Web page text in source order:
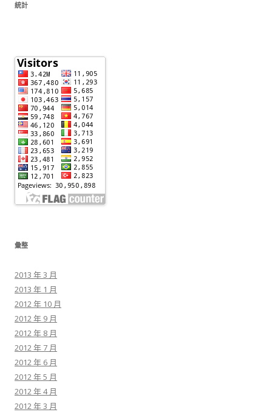
統計
彙整
2013 年 3 月
2013 年 1 月
2012 年 10 月
2012 年 9 月
2012 年 8 月
2012 年 7 月
2012 年 6 月
2012 年 5 月
2012 年 4 月
2012 年 3 月